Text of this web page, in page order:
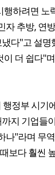
행하려면 노
자 추방, 연
다"고 설명
더 쉽다"
정부 시기
지 기업들
나"라며 무
보다 훨씬